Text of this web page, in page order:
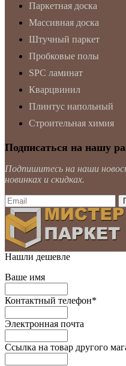
Паркетная доска
Массивная доска
Штучный паркет
Пробковые полы
SPC ламинат
Кварцвинил
Плинтус напольный
Строительная химия
Подписаться на нашу
Подпишитесь на наши
новинках и скидках.
Нашли дешевле
Ваше имя
Контактный телефон*
Электронная почта
Ссылка на товар другого